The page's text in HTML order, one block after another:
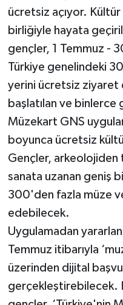
ücretsiz açıyor. Kültür
birliğiyle hayata
gençler, 1 Temmuz -
Türkiye genelindeki
yerini ücretsiz ziyaret
başlatılan ve binlerce
Müzekart GNS
boyunca ücretsiz
Gençler,
sanata uzanan geniş
300'den fazla müze
edebilecek.
Uygulamadan
Temmuz itibarıyla
üzerinden dijital
gerçekleştirebilecek.